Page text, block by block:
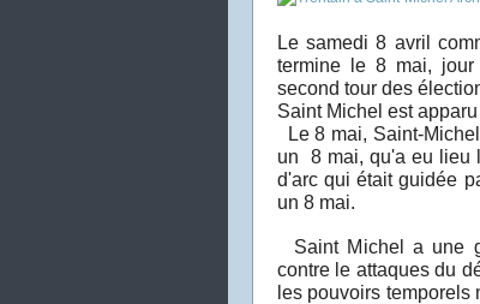
Le samedi 8 avril
termine le 8 mai,
second tour des
Saint Michel est
Le 8 mai, Saint-
un 8 mai, qu'a eu lieu
d'arc qui était guidée
un 8 mai.
Saint Michel a une
contre le attaques du
les pouvoirs